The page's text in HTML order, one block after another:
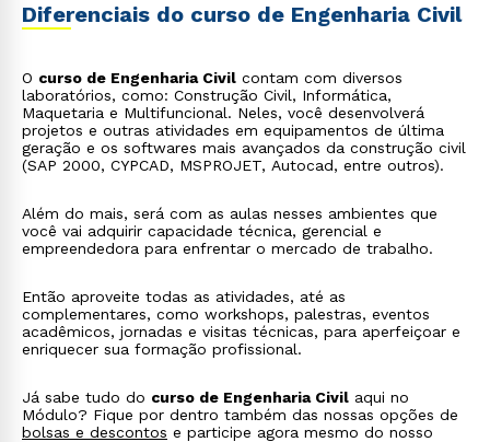
Diferenciais do curso de Engenharia Civil
O curso de Engenharia Civil contam com diversos
laboratórios, como: Construção Civil, Informática,
Maquetaria e Multifuncional. Neles, você desenvolverá
projetos e outras atividades em equipamentos de última
geração e os softwares mais avançados da construção civil
(SAP 2000, CYPCAD, MSPROJET, Autocad, entre outros).
Além do mais, será com as aulas nesses ambientes que
você vai adquirir capacidade técnica, gerencial e
empreendedora para enfrentar o mercado de trabalho.
Então aproveite todas as atividades, até as
complementares, como workshops, palestras, eventos
acadêmicos, jornadas e visitas técnicas, para aperfeiçoar e
enriquecer sua formação profissional.
Já sabe tudo do curso de Engenharia Civil aqui no
Módulo? Fique por dentro também das nossas opções de
bolsas e descontos e participe agora mesmo do nosso